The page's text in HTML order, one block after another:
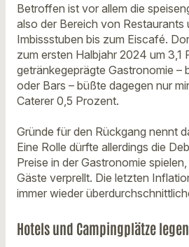
Betroffen ist vor allem die
also der Bereich von Restaurants
Imbissstuben bis zum Eiscafé.
zum ersten Halbjahr 2024 um 3,1
getränkegeprägte Gastronomie –
oder Bars – büßte dagegen nur
Caterer 0,5 Prozent.
Gründe für den Rückgang nennt
Eine Rolle dürfte allerdings die
Preise in der Gastronomie
Gäste verprellt. Die letzten
immer wieder
Hotels und Campingplätze